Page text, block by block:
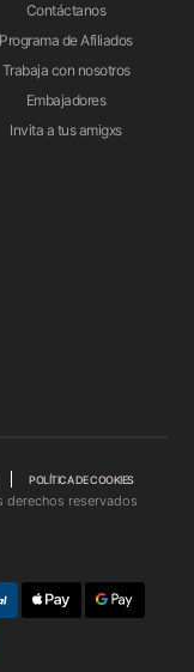
Contáctanos
Programa de Afiliados
Trabaja con nosotros
Embajadores
Invita a tus amigxs
POLÍTICA DE COOKIES
derechos reservados